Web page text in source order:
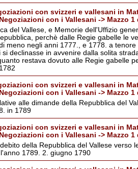
con svizzeri e vallesani in
con i Vallesani -> Mazzo
del Vallese, e Memorie dell'Uffizio
perchè dalle Regie gabelle le
meno negli anni 1777., e 1778. a
declinasse in avvenire dalla solita
restava dovuto alle Regie gabelle
con svizzeri e vallesani in
con i Vallesani -> Mazzo
alle dimande della Repubblica del
in 1789
con svizzeri e vallesani in
con i Vallesani -> Mazzo
della Repubblica del Vallese verso
1789. 2. giugno 1790